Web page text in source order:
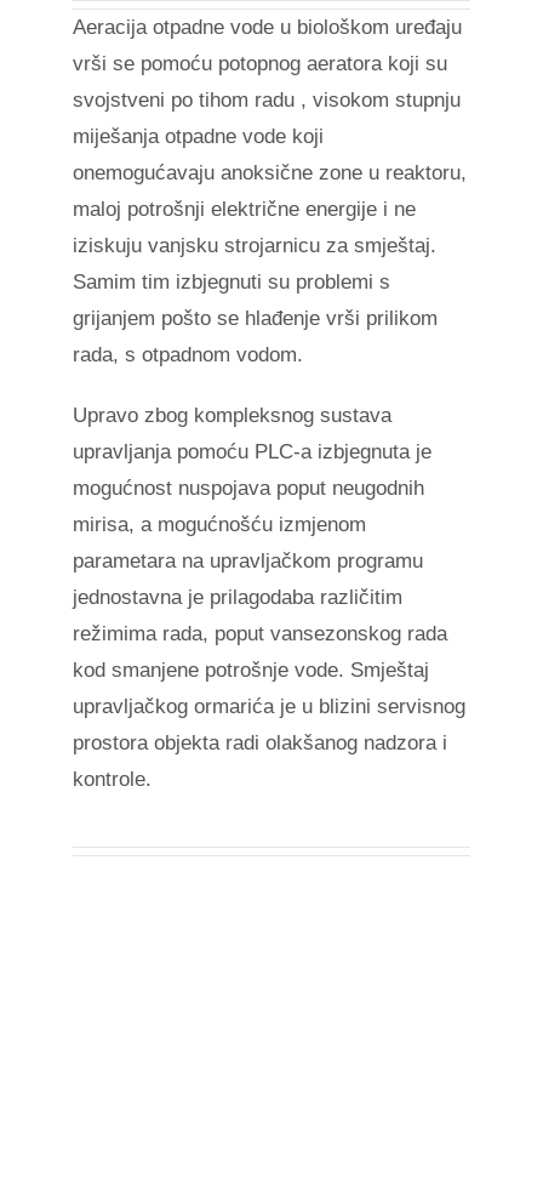
Aeracija otpadne vode u biološkom uređaju
vrši se pomoću potopnog aeratora koji su
svojstveni po tihom radu , visokom stupnju
miješanja otpadne vode koji
onemogućavaju anoksične zone u reaktoru,
maloj potrošnji električne energije i ne
iziskuju vanjsku strojarnicu za smještaj.
Samim tim izbjegnuti su problemi s
grijanjem pošto se hlađenje vrši prilikom
rada, s otpadnom vodom.
Upravo zbog kompleksnog sustava
upravljanja pomoću PLC-a izbjegnuta je
mogućnost nuspojava poput neugodnih
mirisa, a mogućnošću izmjenom
parametara na upravljačkom programu
jednostavna je prilagodaba različitim
režimima rada, poput vansezonskog rada
kod smanjene potrošnje vode. Smještaj
upravljačkog ormarića je u blizini servisnog
prostora objekta radi olakšanog nadzora i
kontrole.